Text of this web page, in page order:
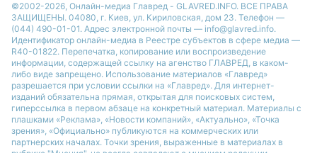
©2002-2026, Онлайн-медиа Главред - GLAVRED.INFO. ВСЕ ПРАВА
ЗАЩИЩЕНЫ. 04080, г. Киев, ул. Кириловская, дом 23. Телефон —
(044) 490-01-01. Адрес электронной почты — info@glavred.info.
Идентификатор онлайн-медиа в Реестре cубъектов в сфере медиа —
R40-01822. Перепечатка, копирование или воспроизведение
информации, содержащей ссылку на агенство ГЛАВРЕД, в каком-
либо виде запрещено. Использование материалов «Главред»
разрешается при условии ссылки на «Главред». Для интернет-
изданий обязательна прямая, открытая для поисковых систем,
гиперссылка в первом абзаце на конкретный материал. Материалы с
плашками «Реклама», «Новости компаний», «Актуально», «Точка
зрения», «Официально» публикуются на коммерческих или
партнерских началах. Точки зрения, выраженные в материалах в